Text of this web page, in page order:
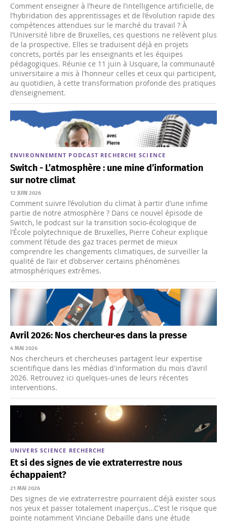
Comment enseigner à l’heure de l’intelligence artificielle, de
l’hybridation des apprentissages et de l’évolution rapide des
compétences attendues sur le marché du travail ? À
l’Université libre de Bruxelles, ces questions ne relèvent plus
de la prospective. Elles se traduisent déjà en projets
concrets, portés par les enseignants et les équipes
pédagogiques. Réunie ce 11 juin à Usquare, la communauté
universitaire a mis à l’honneur celles et ceux qui participent,
au quotidien, à cette transformation profonde des pratiques
d’enseignement.
ENVIRONNEMENT PODCAST RECHERCHE SCIENCE
Switch - L’atmosphère : une mine d’information
sur notre climat
12 JUIN 2026
Comment suivre l’évolution du climat à partir d’une infime
partie de notre atmosphère ? Dans ce nouvel épisode de
Switch, le podcast sur la transition socio-écologique de
l’École polytechnique de Bruxelles, Pierre Coheur explique
comment l’étude des gaz traces permet de mieux
comprendre les changements climatiques, de surveiller la
qualité de l’air et d’observer certains phénomènes
atmosphériques extrêmes.
Avril 2026: Nos chercheur·es dans la presse
4 MAI 2026
Nos chercheurs et chercheuses partagent leur expertise
scientifique dans les médias d'information du mois d'avril
2026. Retrouvez ici quelques-unes de leurs récentes
interventions.
UNIVERS SCIENCE RECHERCHE
Et si des signes de vie extraterrestre nous
échappaient?
21 MAI 2026
Des signes de vie extraterrestre pourraient déjà exister sous
nos yeux et passer totalement inaperçus...C'est le risque que
pointe notamment Vinciane Debaille dans une étude